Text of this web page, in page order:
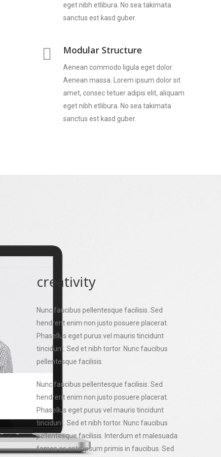
eget nibh etlibura. No sea takimata
sanctus est kasd guber.
Modular Structure
Aenean commodo ligula eget dolor.
Aenean massa. Lorem ipsum dolor sit
amet, consec tetuer adipis elit, aliquam
eget nibh etlibura. No sea takimata
sanctus est kasd guber.
creativity
Nunc faucibus pellentesque facilisis. Sed
hendrerit enim non justo posuere placerat.
Phasellus eget purus vel mauris tincidunt
tincidunt. Sed et nibh tortor. Nunc faucibus
pellentesque facilisis.
Nunc faucibus pellentesque facilisis. Sed
hendrerit enim non justo posuere placerat.
Phasellus eget purus vel mauris tincidunt
tincidunt. Sed et nibh tortor. Nunc faucibus
pellentesque facilisis. Interdum et malesuada
fames ac ante ipsum primis in faucibus. Sed